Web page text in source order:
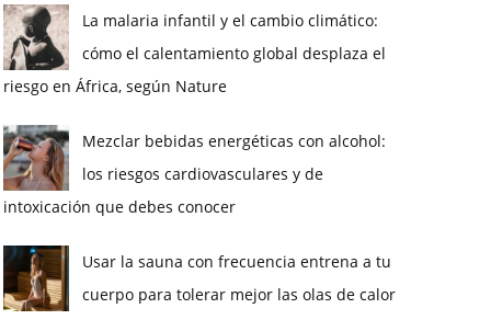
La malaria infantil y el cambio climático:
cómo el calentamiento global desplaza el
riesgo en África, según Nature
Mezclar bebidas energéticas con alcohol:
los riesgos cardiovasculares y de
intoxicación que debes conocer
Usar la sauna con frecuencia entrena a tu
cuerpo para tolerar mejor las olas de calor